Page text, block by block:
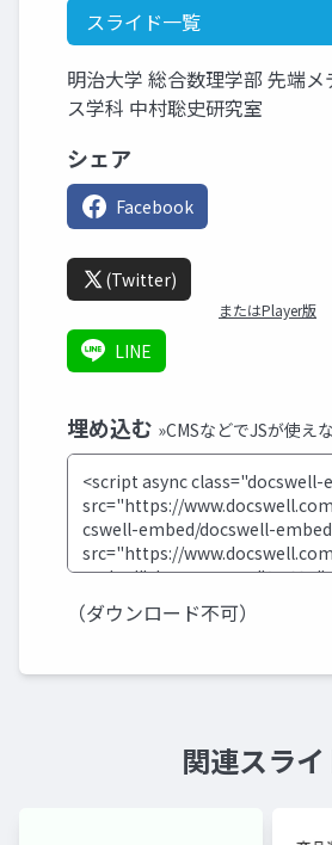
スライド一覧
明治大学 総合数理学部 先端メ
ス学科 中村聡史研究室
シェア
Facebook
(Twitter)
またはPlayer版
LINE
埋め込む »CMSなどでJSが使え
（ダウンロード不可）
関連スライ